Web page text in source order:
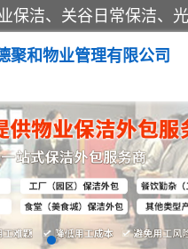
聚和物业管理有限公司